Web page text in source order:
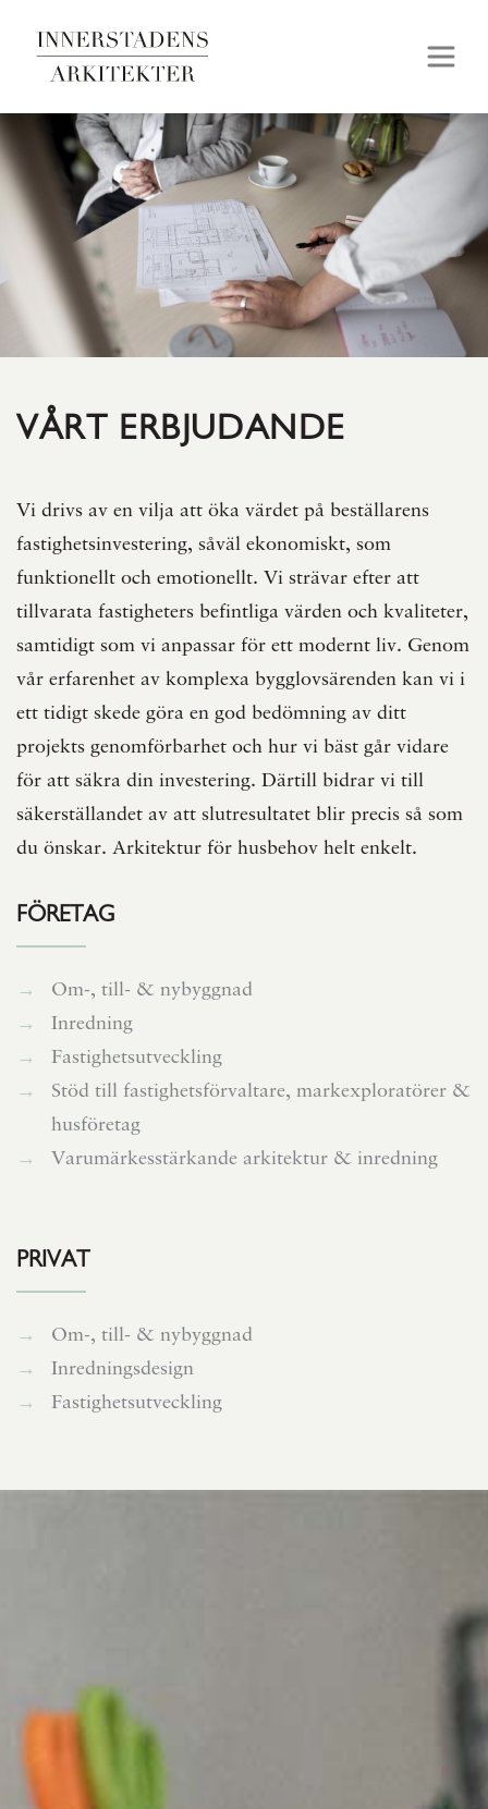
VÅRT ERBJUDANDE
Vi drivs av en vilja att öka värdet på beställarens
fastighetsinvestering, såväl ekonomiskt, som
funktionellt och emotionellt. Vi strävar efter att
tillvarata fastigheters befintliga värden och kvaliteter,
samtidigt som vi anpassar för ett modernt liv. Genom
vår erfarenhet av komplexa bygglovsärenden kan vi i
ett tidigt skede göra en god bedömning av ditt
projekts genomförbarhet och hur vi bäst går vidare
för att säkra din investering. Därtill bidrar vi till
säkerställandet av att slutresultatet blir precis så som
du önskar. Arkitektur för husbehov helt enkelt.
FÖRETAG
Om-, till- & nybyggnad
Inredning
Fastighetsutveckling
Stöd till fastighetsförvaltare, markexploratörer &
husföretag
Varumärkesstärkande arkitektur & inredning
PRIVAT
Om-, till- & nybyggnad
Inredningsdesign
Fastighetsutveckling